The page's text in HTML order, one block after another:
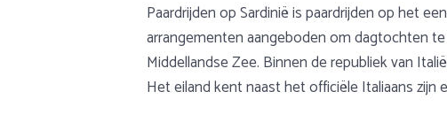
Paardrijden op Sardinië is paardrijden op het
arrangementen aangeboden om dagtochten
Middellandse Zee. Binnen de republiek van
Het eiland kent naast het officiële Italiaans zijn